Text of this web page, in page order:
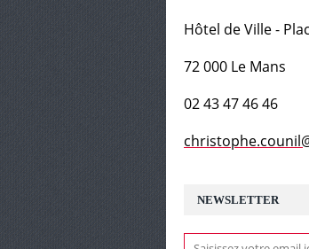
NEWSLETTER
Hôtel de Ville -
72 000 Le Mans
02 43 47 46 46